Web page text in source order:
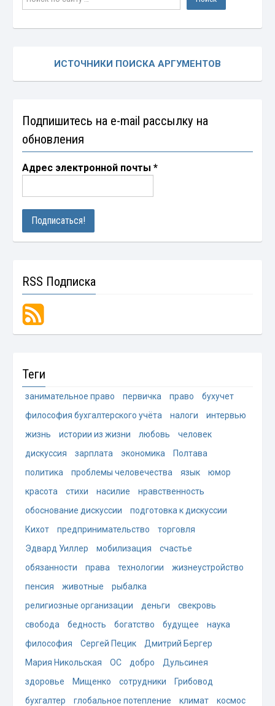
ИСТОЧНИКИ ПОИСКА АРГУМЕНТОВ
Подпишитесь на e-mail рассылку на
обновления
Адрес электронной почты*
RSS Подписка
Теги
занимательное право первичка право
бухучет
философия бухгалтерского учёта
налоги
интервью
жизнь
истории из жизни любовь
человек
дискуссия
зарплата экономика
Полтава
политика
проблемы человечества язык
юмор
красота
стихи насилие
нравственность
обоснование дискуссии
подготовка к дискуссии
Кихот
предпринимательство
торговля
Эдвард Уиллер
мобилизация
счастье
обязанности
права технологии
жизнеустройство
пенсия
животные
рыбалка
религиозные организации
деньги
свекровь
свобода
бедность богатство будущее
наука
философия
Сергей Пецик
Дмитрий Бергер
Мария Никольская
ОС добро
Дульсинея
здоровье
Мищенко сотрудники
Грибовод
бухгалтер
глобальное потепление климат
космос